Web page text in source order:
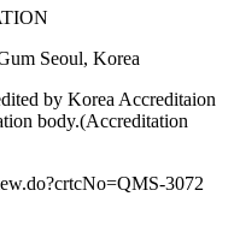
Seoul, Korea
by Korea Accreditaion
body.(Accreditation
3072